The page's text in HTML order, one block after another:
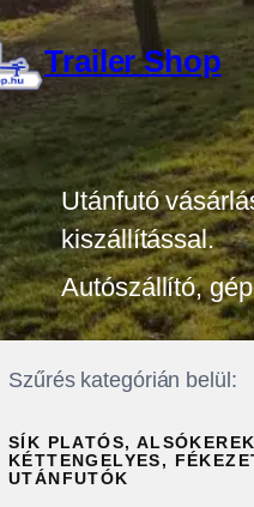
Trailer Shop
Utánfutó
kiszállítással.
Autószállító,
Szűrés kategórián belül:
SÍK PLATÓS,
KÉTTENGELYES,
UTÁNFUTÓK